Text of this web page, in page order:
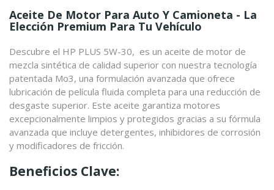
Aceite De Motor Para Auto Y Camioneta - La
Elección Premium Para Tu Vehículo
Descubre el HP PLUS 5W-30, es un aceite de motor de
mezcla sintética de calidad superior con nuestra tecnología
patentada Mo3, una formulación avanzada que ofrece
lubricación de película fluida completa para una reducción de
desgaste superior. Este aceite garantiza motores
excepcionalmente limpios y protegidos gracias a su fórmula
avanzada que incluye detergentes, inhibidores de corrosión
y modificadores de fricción.
Beneficios Clave: